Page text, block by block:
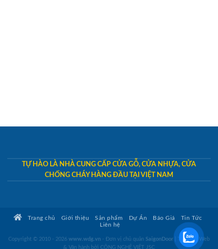
TỰ HÀO LÀ NHÀ CUNG CẤP CỬA GỖ, CỬA NHỰA, CỬA
CHỐNG CHÁY HÀNG ĐẦU TẠI VIỆT NAM
Trang chủ Giới thiệu Sản phẩm Dự Án Báo Giá
Tin Tức
Liên hệ
Copyright © 2010 - 2026 www.wdg.vn - Đơn vị chủ quản SaigonDoor
Thiết kế Web
& Vận hành bởi CÔNG NGHỆ VIỆT JSC